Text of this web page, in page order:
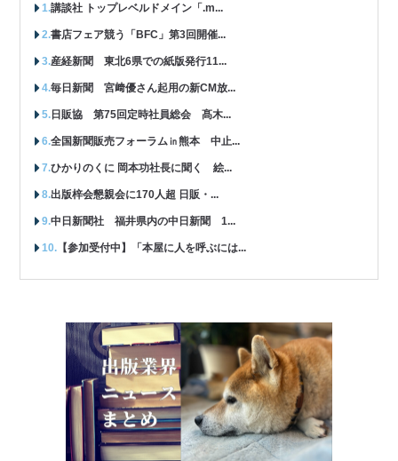
講談社 トップレベルドメイン「.m...
書店フェア競う「BFC」第3回開催...
産経新聞 東北6県での紙版発行11...
毎日新聞 宮﨑優さん起用の新CM放...
日販協 第75回定時社員総会 髙木...
全国新聞販売フォーラム㏌熊本 中止...
ひかりのくに 岡本功社長に聞く 絵...
出版梓会懇親会に170人超 日販・...
中日新聞社 福井県内の中日新聞 1...
【参加受付中】「本屋に人を呼ぶには...